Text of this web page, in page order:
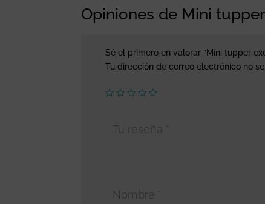
Opiniones de Mini
Sé el primero en valorar “Mini tupper
Tu dirección de correo electrónico no